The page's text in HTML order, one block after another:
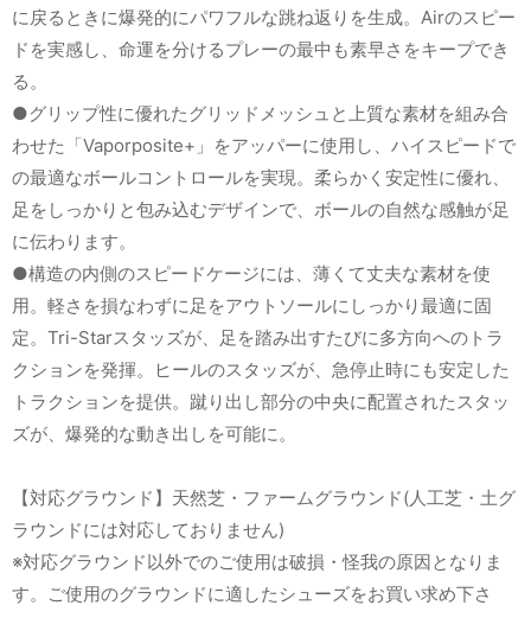
に戻るときに爆発的にパワフルな跳ね返りを生成。Airのスピー
ドを実感し、命運を分けるプレーの最中も素早さをキープでき
る。
●グリップ性に優れたグリッドメッシュと上質な素材を組み合
わせた「Vaporposite+」をアッパーに使用し、ハイスピードで
の最適なボールコントロールを実現。柔らかく安定性に優れ、
足をしっかりと包み込むデザインで、ボールの自然な感触が足
に伝わります。
●構造の内側のスピードケージには、薄くて丈夫な素材を使
用。軽さを損なわずに足をアウトソールにしっかり最適に固
定。Tri-Starスタッズが、足を踏み出すたびに多方向へのトラ
クションを発揮。ヒールのスタッズが、急停止時にも安定した
トラクションを提供。蹴り出し部分の中央に配置されたスタッ
ズが、爆発的な動き出しを可能に。
【対応グラウンド】天然芝・ファームグラウンド(人工芝・土グ
ラウンドには対応しておりません)
※対応グラウンド以外でのご使用は破損・怪我の原因となりま
す。ご使用のグラウンドに適したシューズをお買い求め下さ